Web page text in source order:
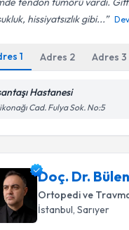
hissiyatsızlık gibi...
1 Adres 2 Adres3
Hastanesi
Cad. Fulya Sok. No:5
Doç. Dr.
Ortopedi ve
İstanbul , Sarıyer